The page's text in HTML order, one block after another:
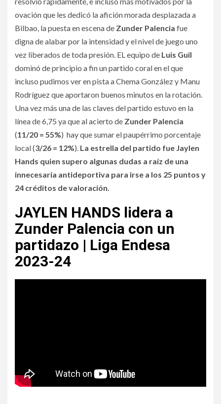
ovación que les dedicó la afición morada desplazada a
Bilbao, la puesta en escena de Zunder Palencia fue
digna de alabar por la intensidad y el nivel de juego uno
vez liberados de toda presión. EL equipo de Luis Guil
dominó de principio a fin un partido coral en el que
incluso pudimos ver en pista a Chema González y Manu
Rodríguez que aportaron buenos minutos en la rotación.
Una vez más una de las claves del partido estuvo en la
línea de 6,75 ya que al acierto de Zunder Palencia
(11/20 = 55%) hay que sumar el paupérrimo porcentaje
local (3/26 = 12%). La estrella del partido fue Jaylen
Hands quien supero algunas dudas a raíz de una
innecesaria antideportiva para irse a los 25 puntos y
24 créditos de valoración.
JAYLEN HANDS lidera a
Zunder Palencia con un
partidazo | Liga Endesa
2023-24